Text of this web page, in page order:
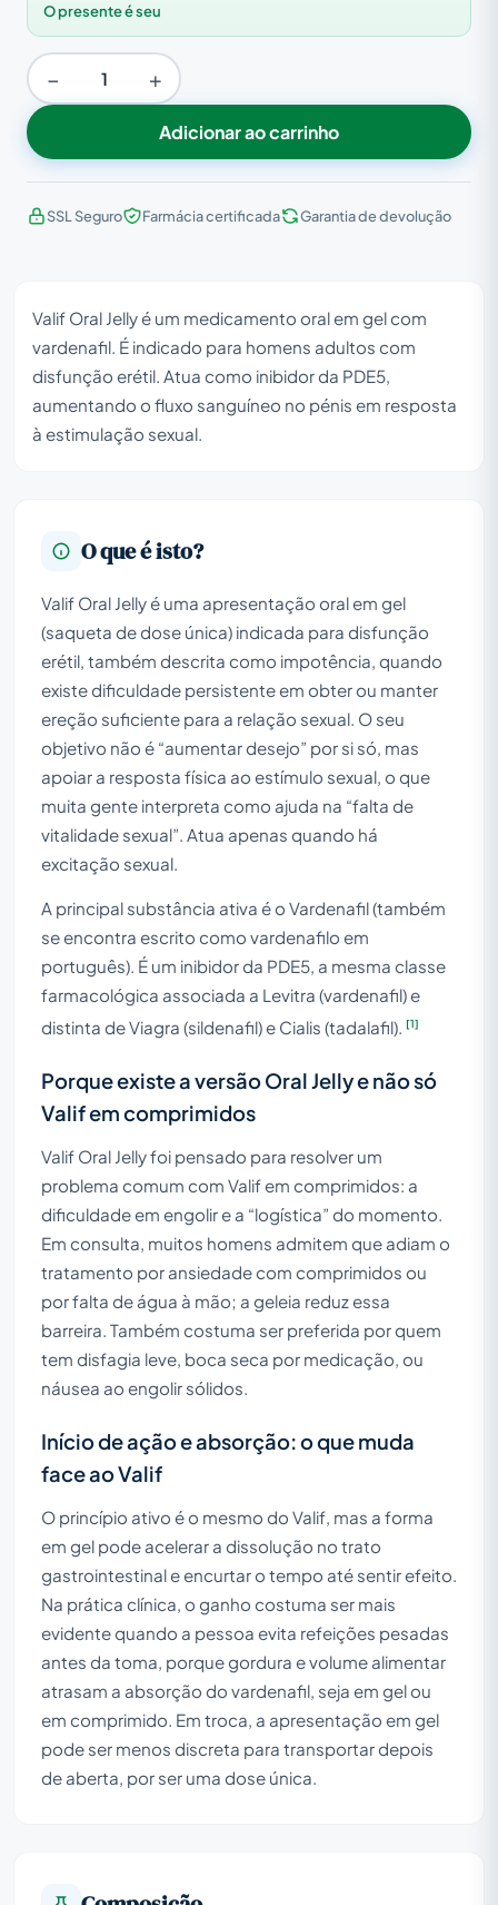
O presente é seu
− +
Adicionar ao carrinho
SSL Seguro Farmácia certificada Garantia de devolução
Valif Oral Jelly é um medicamento oral em gel com
vardenafil. É indicado para homens adultos com
disfunção erétil. Atua como inibidor da PDE5,
aumentando o fluxo sanguíneo no pénis em resposta
à estimulação sexual.
O que é isto?
Valif Oral Jelly é uma apresentação oral em gel
(saqueta de dose única) indicada para disfunção
erétil, também descrita como impotência, quando
existe dificuldade persistente em obter ou manter
ereção suficiente para a relação sexual. O seu
objetivo não é “aumentar desejo” por si só, mas
apoiar a resposta física ao estímulo sexual, o que
muita gente interpreta como ajuda na “falta de
vitalidade sexual”. Atua apenas quando há
excitação sexual.
A principal substância ativa é o Vardenafil (também
se encontra escrito como vardenafilo em
português). É um inibidor da PDE5, a mesma classe
farmacológica associada a Levitra (vardenafil) e
distinta de Viagra (sildenafil) e Cialis (tadalafil).
[1]
Porque existe a versão Oral Jelly e não só
Valif em comprimidos
Valif Oral Jelly foi pensado para resolver um
problema comum com Valif em comprimidos: a
dificuldade em engolir e a “logística” do momento.
Em consulta, muitos homens admitem que adiam o
tratamento por ansiedade com comprimidos ou
por falta de água à mão; a geleia reduz essa
barreira. Também costuma ser preferida por quem
tem disfagia leve, boca seca por medicação, ou
náusea ao engolir sólidos.
Início de ação e absorção: o que muda
face ao Valif
O princípio ativo é o mesmo do Valif, mas a forma
em gel pode acelerar a dissolução no trato
gastrointestinal e encurtar o tempo até sentir efeito.
Na prática clínica, o ganho costuma ser mais
evidente quando a pessoa evita refeições pesadas
antes da toma, porque gordura e volume alimentar
atrasam a absorção do vardenafil, seja em gel ou
em comprimido. Em troca, a apresentação em gel
pode ser menos discreta para transportar depois
de aberta, por ser uma dose única.